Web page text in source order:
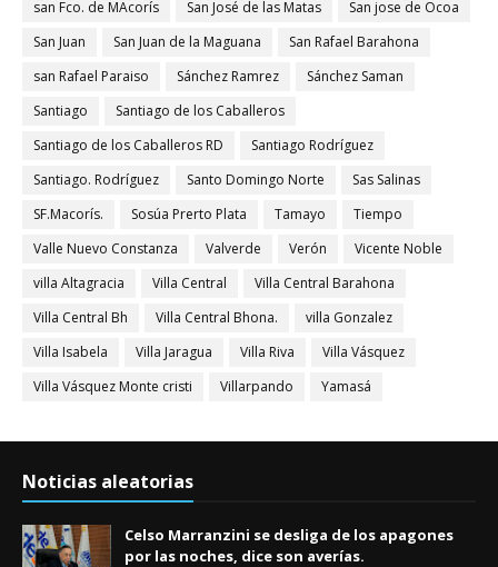
san Fco. de MAcorís
San José de las Matas
San jose de Ocoa
San Juan
San Juan de la Maguana
San Rafael Barahona
san Rafael Paraiso
Sánchez Ramrez
Sánchez Saman
Santiago
Santiago de los Caballeros
Santiago de los Caballeros RD
Santiago Rodríguez
Santiago. Rodríguez
Santo Domingo Norte
Sas Salinas
SF.Macorís.
Sosúa Prerto Plata Tamayo
Tiempo
Valle Nuevo Constanza
Valverde Verón
Vicente Noble
villa Altagracia
Villa Central
Villa Central Barahona
Villa Central Bh
Villa Central Bhona.
villa Gonzalez
Villa Isabela
Villa Jaragua Villa Riva
Villa Vásquez
Villa Vásquez Monte cristi
Villarpando Yamasá
Noticias aleatorias
Celso Marranzini se desliga de los apagones
por las noches, dice son averías.